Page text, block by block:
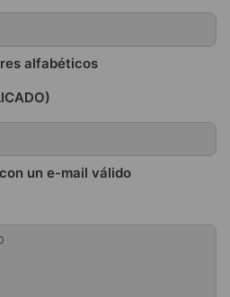
alfabéticos
un e-mail válido